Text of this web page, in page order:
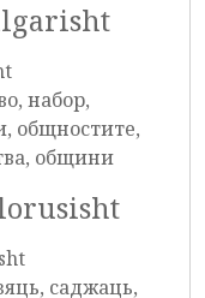
набор,
общностите,
общини
саджаць,